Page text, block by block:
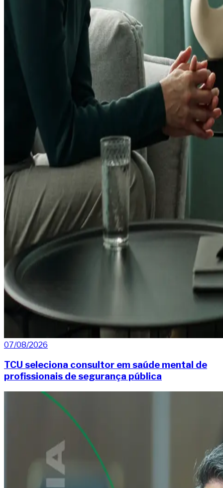
07/08/2026
TCU seleciona consultor em saúde mental de
profissionais de segurança pública